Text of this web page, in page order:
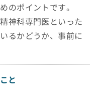
のポイントです。
神科専門医といった
るかどうか、事前に
と